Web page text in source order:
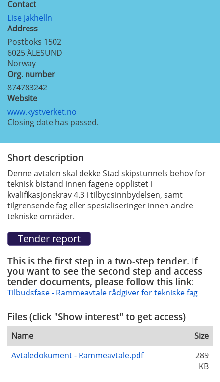
Contact
Lise Jakhelln
Address
Postboks 1502
6025ÅLESUND
Norway
Org. number
874783242
Website
www.kystverket.no
Closing date has passed.
Short description
Denne avtalen skal dekke Stad skipstunnels behov for
teknisk bistand innen fagene opplistet i
kvalifikasjonskrav 4.3 i tilbydsinnbydelsen, samt
tilgrensende fag eller spesialiseringer innen andre
tekniske områder.
This is the first step in a two-step tender. If
you want to see the second step and access
tender documents, please follow this link:
Tilbudsfase - Rammeavtale rådgiver for tekniske fag
Files (click "Show interest" to get access)
Name
Size
Avtaledokument - Rammeavtale.pdf
289
KB